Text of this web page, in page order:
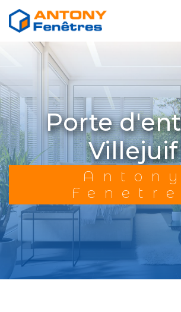
porte d'entrée
Villejuif
Antony
Panneau de gestion des cookies